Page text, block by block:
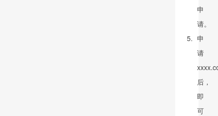
申
请。
申
请
后，
即
可